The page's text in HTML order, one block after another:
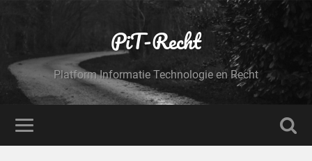
PiT-Recht
Platform Informatie Technologie en Recht